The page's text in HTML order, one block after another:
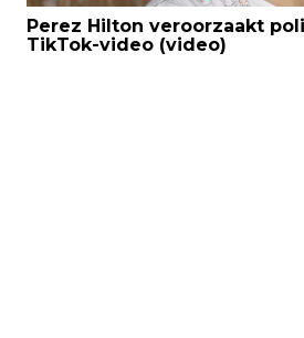
Perez Hilton veroorzaakt
TikTok-video (video)